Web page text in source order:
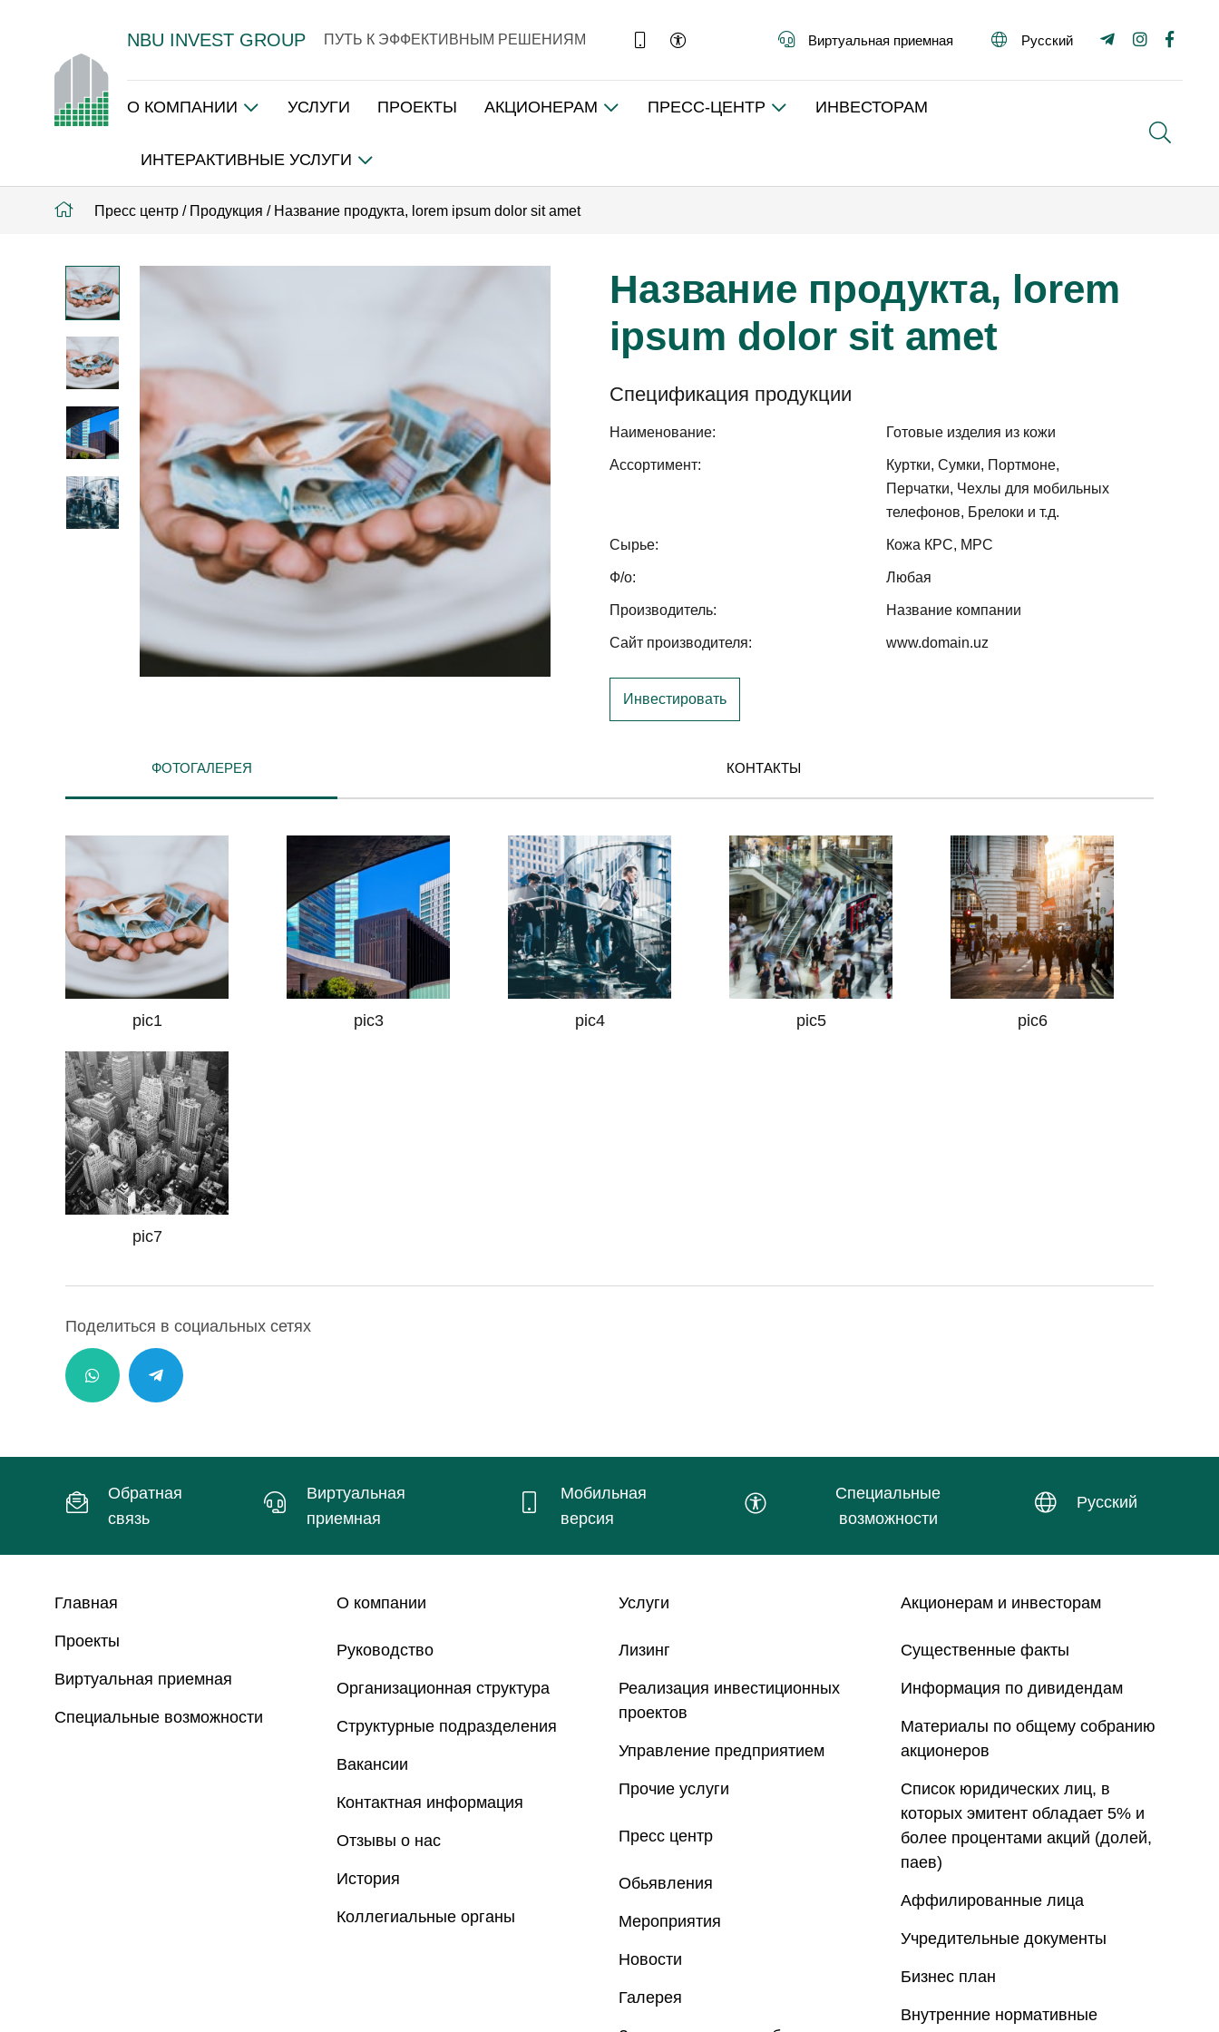
NBU INVEST GROUP ПУТЬ К ЭФФЕКТИВНЫМ РЕШЕНИЯМ Виртуальная приемная Русский
О КОМПАНИИ УСЛУГИ ПРОЕКТЫ АКЦИОНЕРАМ ПРЕСС-ЦЕНТР ИНВЕСТОРАМ
ИНТЕРАКТИВНЫЕ УСЛУГИ
Пресс центр / Продукция / Название продукта, lorem ipsum dolor sit amet
Название продукта, lorem
ipsum dolor sit amet
Спецификация продукции
Наименование: Готовые изделия из кожи
Ассортимент:
Куртки, Сумки, Портмоне,
Перчатки, Чехлы для мобильных
телефонов, Брелоки и т.д.
Сырье: Кожа КРС, МРС
Ф/о: Любая
Производитель: Название компании
Сайт производителя: www.domain.uz
Инвестировать
ФОТОГАЛЕРЕЯ КОНТАКТЫ
pic1 pic3 pic4 pic5 pic6
pic7
Факс:
(+998) 71 233-00-78
E-mail:
andijoncharm@nbuig.uz
Факс:
(+998) 71 233-00-78
Поделиться в социальных сетях
Обратная
связь
Виртуальная
приемная
Мобильная
версия
Специальные
возможности
Русский
Главная
Проекты
Виртуальная приемная
Специальные возможности
О компании
Руководство
Организационная структура
Структурные подразделения
Вакансии
Контактная информация
Отзывы о нас
История
Коллегиальные органы
Услуги
Лизинг
Реализация инвестиционных
проектов
Управление предприятием
Прочие услуги
Пресс центр
Обьявления
Мероприятия
Новости
Галерея
Акционерам и инвесторам
Существенные факты
Информация по дивидендам
Материалы по общему собранию
акционеров
Список юридических лиц, в
которых эмитент обладает 5% и
более процентами акций (долей,
паев)
Аффилированные лица
Учредительные документы
Бизнес план
Внутренние нормативные